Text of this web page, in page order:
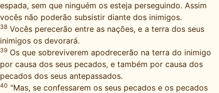
espada, sem que ninguém os esteja perseguindo. Assim
vocês não poderão subsistir diante dos inimigos.
38 Vocês perecerão entre as nações, e a terra dos seus
inimigos os devorará.
39 Os que sobreviverem apodrecerão na terra do inimigo
por causa dos seus pecados, e também por causa dos
pecados dos seus antepassados.
40 "Mas, se confessarem os seus pecados e os pecados